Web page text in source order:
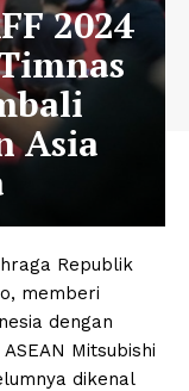
2024
Asia
Republik
memberi
dengan
Mitsubishi
dikenal